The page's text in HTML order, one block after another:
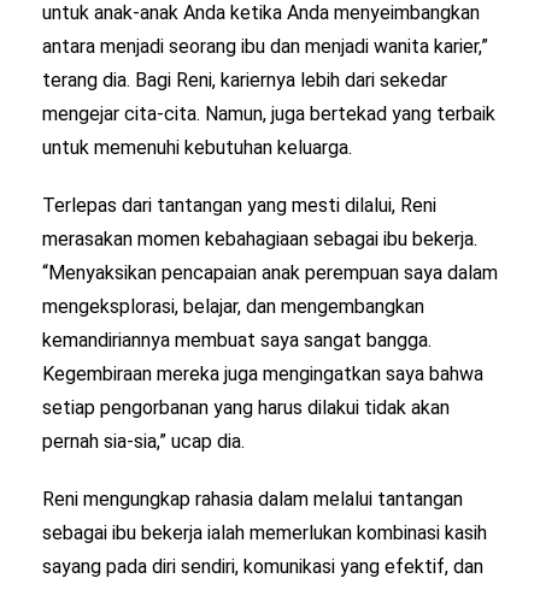
untuk anak-anak Anda ketika Anda menyeimbangkan
antara menjadi seorang ibu dan menjadi wanita karier,”
terang dia. Bagi Reni, kariernya lebih dari sekedar
mengejar cita-cita. Namun, juga bertekad yang terbaik
untuk memenuhi kebutuhan keluarga.
Terlepas dari tantangan yang mesti dilalui, Reni
merasakan momen kebahagiaan sebagai ibu bekerja.
“Menyaksikan pencapaian anak perempuan saya dalam
mengeksplorasi, belajar, dan mengembangkan
kemandiriannya membuat saya sangat bangga.
Kegembiraan mereka juga mengingatkan saya bahwa
setiap pengorbanan yang harus dilakui tidak akan
pernah sia-sia,” ucap dia.
Reni mengungkap rahasia dalam melalui tantangan
sebagai ibu bekerja ialah memerlukan kombinasi kasih
sayang pada diri sendiri, komunikasi yang efektif, dan